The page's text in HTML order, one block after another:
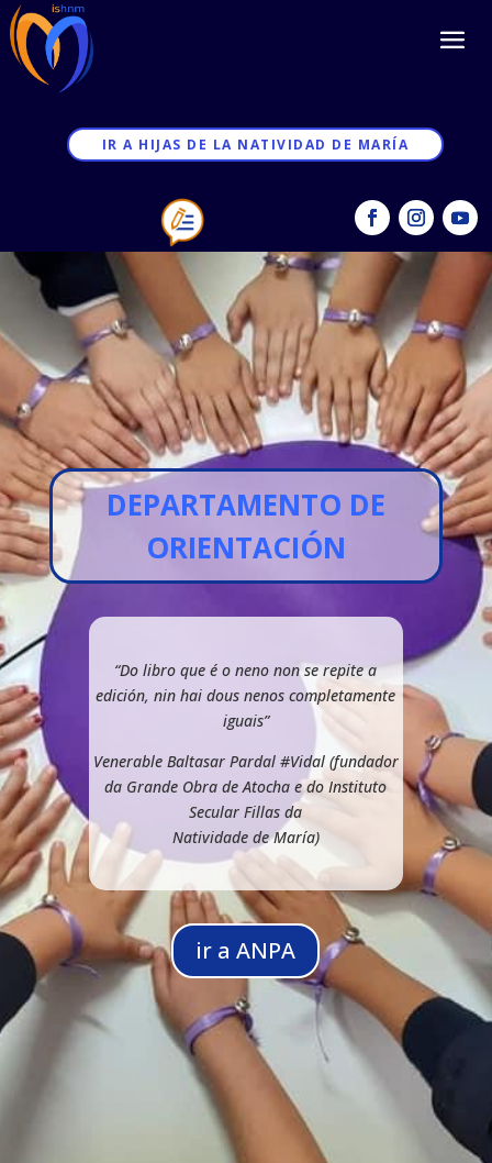
IR A HIJAS DE LA NATIVIDAD DE MARÍA
DEPARTAMENTO DE
ORIENTACIÓN
“Do libro que é o neno non se repite a
edición, nin hai dous nenos completamente
iguais”
Venerable Baltasar Pardal #Vidal (fundador
da Grande Obra de Atocha e do Instituto
Secular Fillas da
Natividade de María)
ir a ANPA